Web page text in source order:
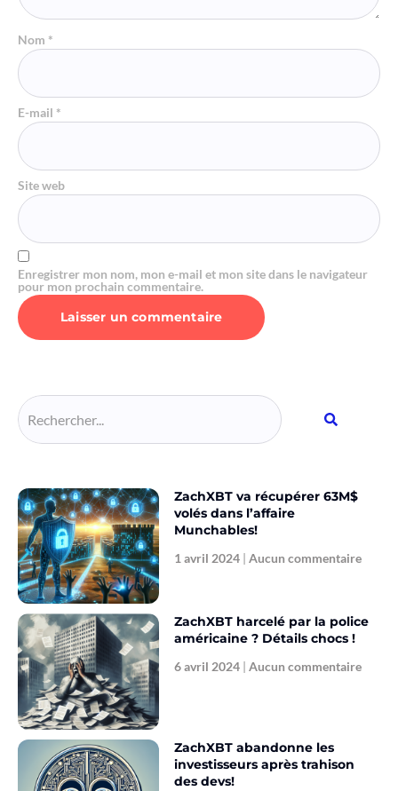
Nom *
E-mail *
Site web
Enregistrer mon nom, mon e-mail et mon site dans le navigateur
pour mon prochain commentaire.
ZachXBT va récupérer 63M$
volés dans l’affaire
Munchables!
1 avril 2024 Aucun commentaire
ZachXBT harcelé par la police
américaine ? Détails chocs !
6 avril 2024 Aucun commentaire
ZachXBT abandonne les
investisseurs après trahison
des devs!